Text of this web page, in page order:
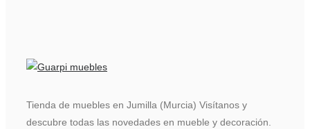
Tienda de muebles en Jumilla (Murcia) Visítanos y
descubre todas las novedades en mueble y decoración.